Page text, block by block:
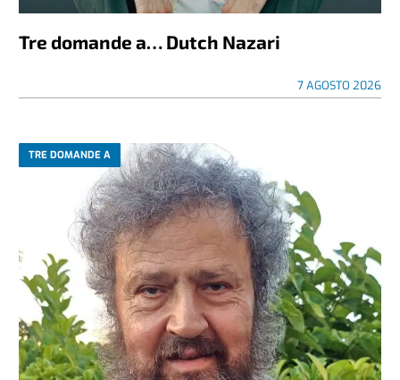
Tre domande a… Dutch Nazari
7 AGOSTO 2026
TRE DOMANDE A